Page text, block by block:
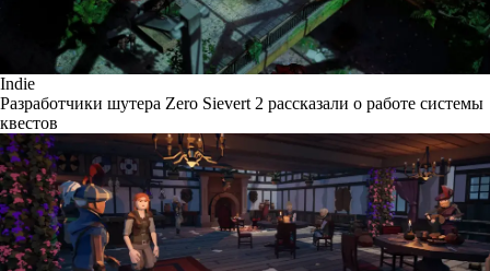
Indie
Разработчики шутера Zero Sievert 2 рассказали о работе системы
квестов